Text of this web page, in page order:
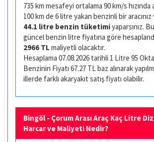
735 km mesafeyi ortalama 90 km/s hızında
100 km de 6 litre yakan benzinli bir aracınız
44.1 litre benzin tüketimiyaparsınız.
güncel benzin litre fiyatına göre
2966 TL maliyetli olacaktır.
Hesaplama 07.08.2026 tarihli 1 Litre 95
Benzinin Fiyatı 67.27 TL baz alınarak
illerde farklı akaryakıt satış fiyatı olabilir.
Bingöl - Çorum Arası Araç Kaç Litre
Harcar ve Maliyeti Nedir?